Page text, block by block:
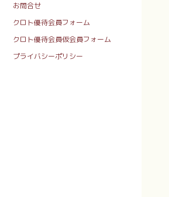
お問合せ
クロト優待会員フォーム
クロト優待会員仮会員フォーム
プライバシーポリシー